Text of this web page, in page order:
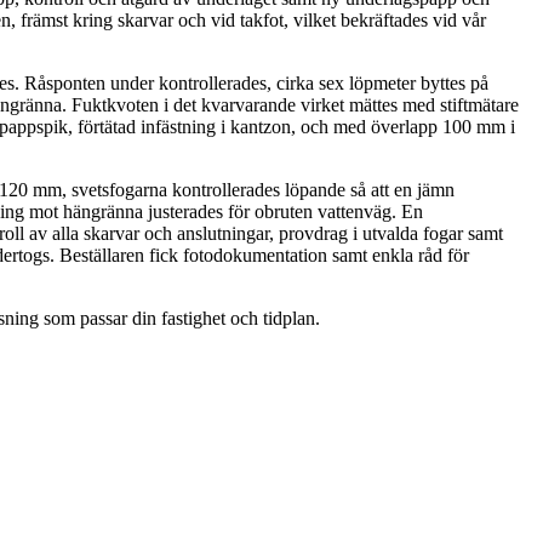
främst kring skarvar och vid takfot, vilket bekräftades vid vår
Råsponten under kontrollerades, cirka sex löpmeter byttes på
Fuktkvoten i det kvarvarande virket mättes med stiftmätare
förtätad infästning i kantzon, och med överlapp 100 mm i
mm, svetsfogarna kontrollerades löpande så att en jämn
mot hängränna justerades för obruten vattenväg. En
av alla skarvar och anslutningar, provdrag i utvalda fogar samt
Beställaren fick fotodokumentation samt enkla råd för
som passar din fastighet och tidplan.